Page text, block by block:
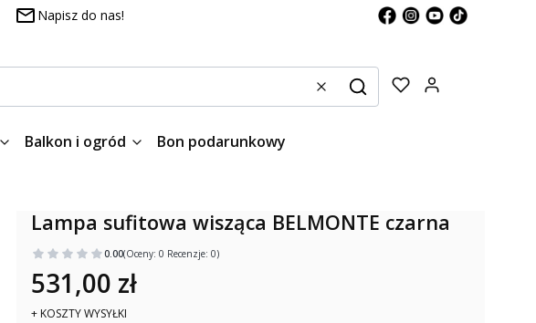
Napisz do nas!
WyczyśćSzukaj
Balkon i ogród Bon podarunkowy
Lampa sufitowa wisząca BELMONTE czarna
0.00(Oceny: 0 Recenzje: 0)
531,00 zł
+ KOSZTY WYSYŁKI